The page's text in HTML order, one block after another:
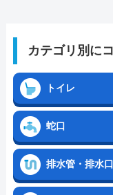
カテゴリ別に
トイレ
蛇口
排水管・排水口